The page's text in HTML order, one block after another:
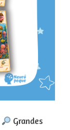
Grandes